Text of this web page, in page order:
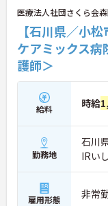
医療法人社団さくら会
【石川県／小
ケアミックス
護師＞
給料 時給
勤務地
石川
IRい
雇用形態 非常